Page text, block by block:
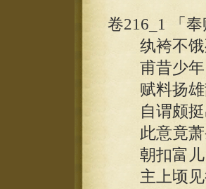
卷216_1 「
纨袴不饿
甫昔少年
赋料扬雄
自谓颇挺
此意竟萧
朝扣富儿
主上顷见